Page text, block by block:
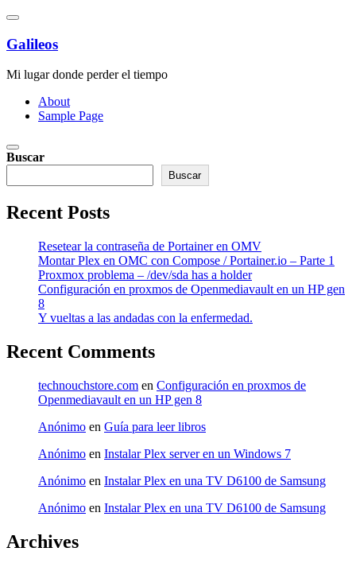
Saltar
contenido
Galileos
Mi lugar donde perder el tiempo
About
Sample Page
Buscar
Buscar
Recent Posts
Resetear la contraseña de Portainer en OMV
Montar Plex en OMC con Compose / Portainer.io – Parte 1
Proxmox problema – /dev/sda has a holder
Configuración en proxmos de Openmediavault en un HP gen
8
Y vueltas a las andadas con la enfermedad.
Recent Comments
technouchstore.com en Configuración en proxmos de
Openmediavault en un HP gen 8
Anónimo en Guía para leer libros
Anónimo en Instalar Plex server en un Windows 7
Anónimo en Instalar Plex en una TV D6100 de Samsung
Anónimo en Instalar Plex en una TV D6100 de Samsung
Archives